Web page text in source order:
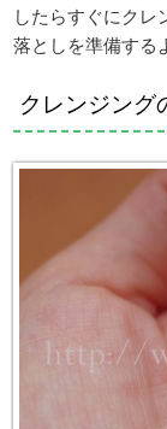
したらすぐにクレ
落としを準備する
クレンジング